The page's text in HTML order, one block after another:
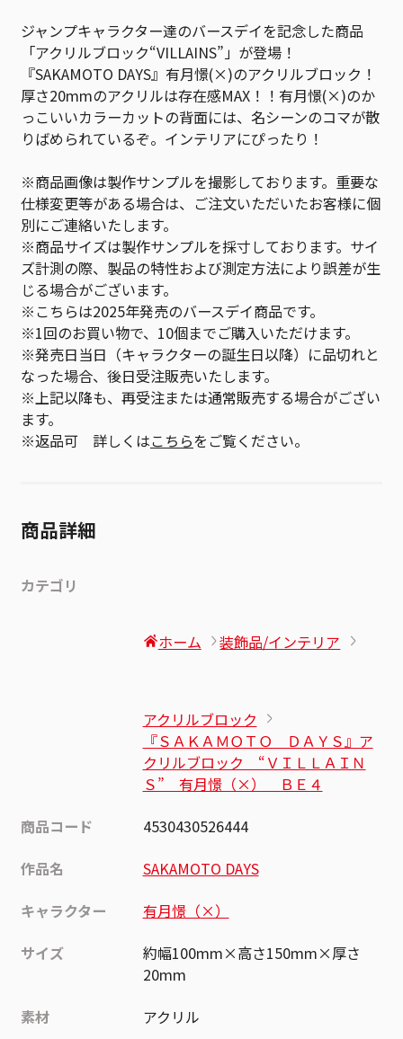
ジャンプキャラクター達のバースデイを記念した商品
「アクリルブロック“VILLAINS”」が登場！
『SAKAMOTO DAYS』有月憬(×)のアクリルブロック！
厚さ20mmのアクリルは存在感MAX！！有月憬(×)のか
っこいいカラーカットの背面には、名シーンのコマが散
りばめられているぞ。インテリアにぴったり！
※商品画像は製作サンプルを撮影しております。重要な
仕様変更等がある場合は、ご注文いただいたお客様に個
別にご連絡いたします。
※商品サイズは製作サンプルを採寸しております。サイ
ズ計測の際、製品の特性および測定方法により誤差が生
じる場合がございます。
※こちらは2025年発売のバースデイ商品です。
※1回のお買い物で、10個までご購入いただけます。
※発売日当日（キャラクターの誕生日以降）に品切れと
なった場合、後日受注販売いたします。
※上記以降も、再受注または通常販売する場合がござい
ます。
※返品可 詳しくはこちらをご覧ください。
商品詳細
カテゴリ
ホーム 装飾品/インテリア
アクリルブロック
『ＳＡＫＡＭＯＴＯ ＤＡＹＳ』ア
クリルブロック “ＶＩＬＬＡＩＮ
Ｓ” 有月憬（×） ＢＥ４
商品コード
4530430526444
作品名
SAKAMOTO DAYS
キャラクター
有月憬（×）
サイズ
約幅100mm×高さ150mm×厚さ
20mm
素材
アクリル